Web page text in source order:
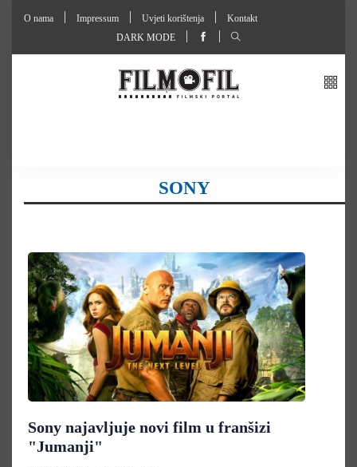
O nama Impressum Uvjeti korištenja
Kontakt
DARK MODE
SONY
Sony najavljuje novi film u franšizi
"Jumanji"